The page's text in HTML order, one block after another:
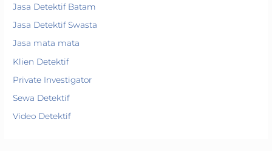
Jasa Detektif Batam
Jasa Detektif Swasta
Jasa mata mata
Klien Detektif
Private Investigator
Sewa Detektif
Video Detektif